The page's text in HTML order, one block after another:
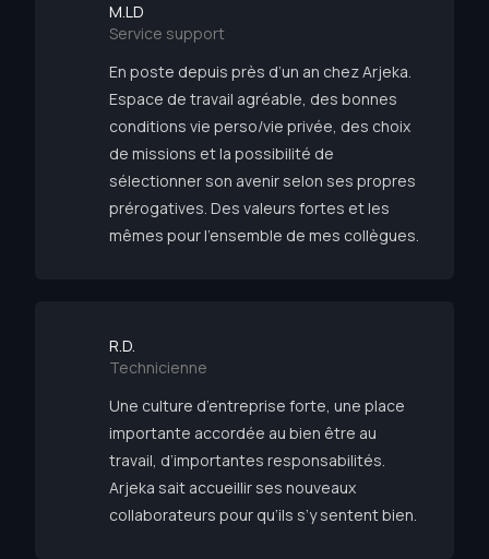
M.LD
Service support
En poste depuis près d’un an chez Arjeka.
Espace de travail agréable, des bonnes
conditions vie perso/vie privée, des choix
de missions et la possibilité de
sélectionner son avenir selon ses propres
prérogatives. Des valeurs fortes et les
mêmes pour l’ensemble de mes collègues.
R.D.
Technicienne
Une culture d’entreprise forte, une place
importante accordée au bien être au
travail, d’importantes responsabilités.
Arjeka sait accueillir ses nouveaux
collaborateurs pour qu’ils s’y sentent bien.